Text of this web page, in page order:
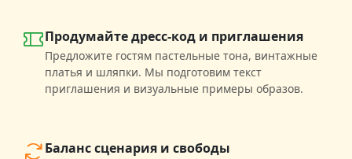
Продумайте дресс-код и приглашения
Предложите гостям пастельные тона, винтажные
платья и шляпки. Мы подготовим текст
приглашения и визуальные примеры образов.
Баланс сценария и свободы